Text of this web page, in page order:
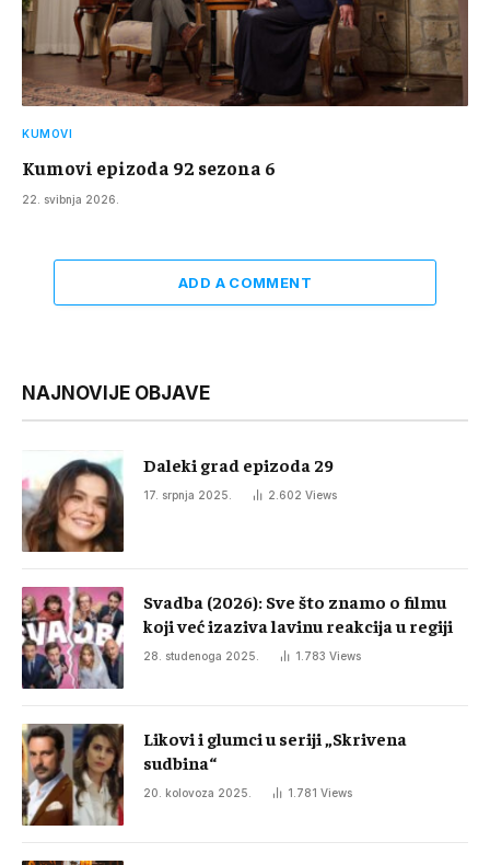
KUMOVI
Kumovi epizoda 92 sezona 6
22. svibnja 2026.
ADD A COMMENT
NAJNOVIJE OBJAVE
Daleki grad epizoda 29
17. srpnja 2025. 2.602 Views
Svadba (2026): Sve što znamo o filmu
koji već izaziva lavinu reakcija u regiji
28. studenoga 2025. 1.783 Views
Likovi i glumci u seriji „Skrivena
sudbina“
20. kolovoza 2025. 1.781 Views